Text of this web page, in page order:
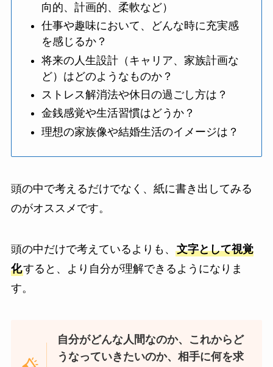
向的、計画的、柔軟など）
仕事や趣味において、どんな時に充実感
を感じるか？
将来の人生設計（キャリア、家族計画な
ど）はどのようなものか？
ストレス解消法や休日の過ごし方は？
金銭感覚や生活習慣はどうか？
理想の家族像や結婚生活のイメージは？
頭の中で考えるだけでなく、紙に書き出してみる
のがオススメです。
頭の中だけで考えているよりも、 文字として視覚
化すると、より自分が理解できるようになりま
す。
自分がどんな人間なのか、これからど
うなっていきたいのか、相手に何を求